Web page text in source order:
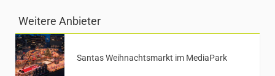
Weitere Anbieter
Santas Weihnachtsmarkt im MediaPark